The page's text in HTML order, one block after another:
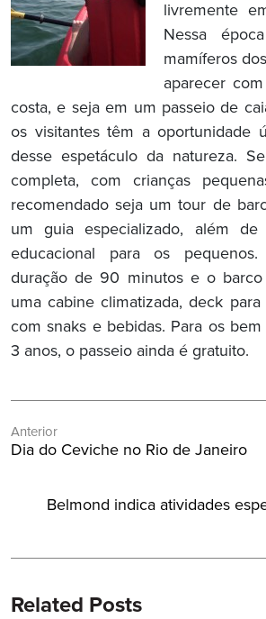
livremente
Nessa
mamíferos
aparecer
costa, e seja em um passeio de
os visitantes têm a oportunidade
desse espetáculo da natureza.
completa, com crianças
recomendado seja um tour de
um guia especializado, além de
educacional para os
duração de 90 minutos e o
uma cabine climatizada, deck
com snaks e bebidas. Para os
3 anos, o passeio ainda é gratuito.
de
Anterior
Post
Dia do Ceviche no Rio de Janeiro
Próximo
Belmond indica atividades
Related Posts